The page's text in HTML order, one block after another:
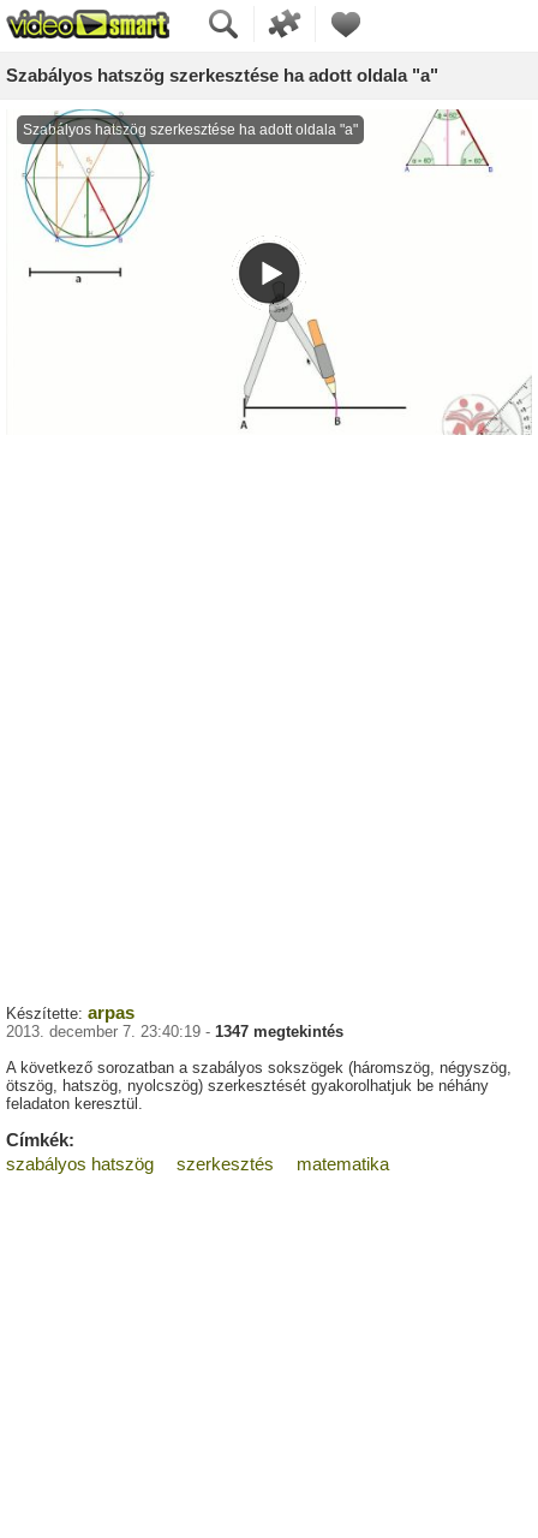
Szabályos hatszög szerkesztése ha adott oldala "a"
Készítette: arpas
2013. december 7. 23:40:19 - 1347 megtekintés
A következő sorozatban a szabályos sokszögek (háromszög, négyszög,
ötszög, hatszög, nyolcszög) szerkesztését gyakorolhatjuk be néhány
feladaton keresztül.
Címkék:
szabályos hatszög
szerkesztés matematika